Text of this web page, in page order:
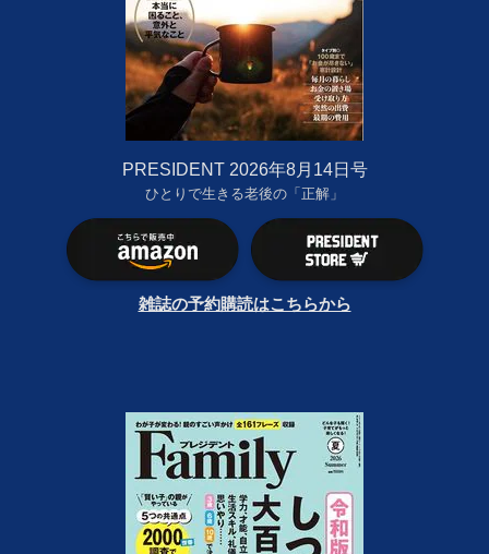
PRESIDENT 2026年8月14日号
ひとりで生きる老後の「正解」
雑誌の予約購読はこちらから